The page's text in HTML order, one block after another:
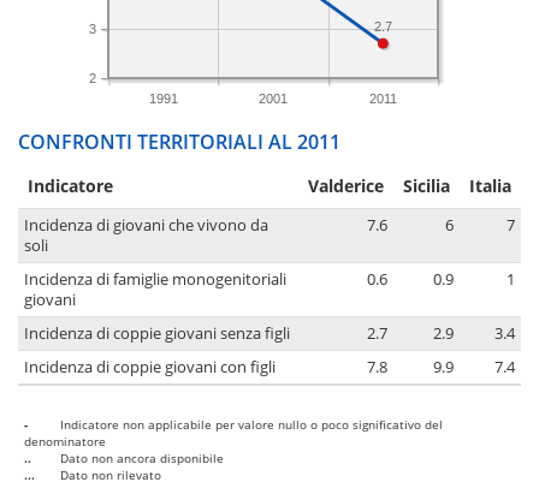
1991 2001 2011
2
3 2.7
CONFRONTI TERRITORIALI AL 2011
Indicatore Valderice Sicilia Italia
Incidenza di giovani che vivono da
soli
7.6 6 7
Incidenza di famiglie monogenitoriali
giovani
0.6 0.9 1
Incidenza di coppie giovani senza figli 2.7 2.9
3.4
Incidenza di coppie giovani con figli
7.8 9.9 7.4
-
Indicatore non applicabile per valore nullo o poco significativo del
denominatore
..
Dato non ancora disponibile
...
Dato non rilevato